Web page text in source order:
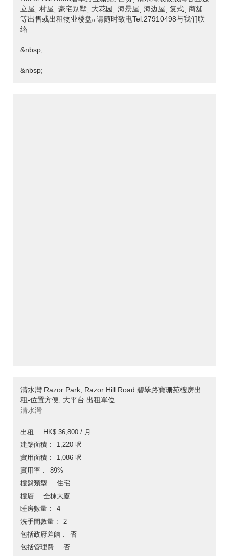
立屋ˎ 村屋ˎ 豪宅别墅ˎ 大花园ˎ 海景屋ˎ 海边屋ˎ 复式ˎ 商舖
等出售或出租物业楼盘ₒ 请随时致电Tel:27910498与我们联
络
&nbsp;
&nbsp;
清水灣 Razor Park, Razor Hill Road 碧翠路寶珊苑樓房出
租-位置方便, 大平台 出租單位
清水灣
出租
HK$ 36,800 / 月
建築面積
1,220 呎
實用面積
1,086 呎
實用率
89%
樓盤類型
住宅
樓層
全棟大廈
睡房數量
4
洗手間數量
2
包括政府差餉
否
包括管理費
否